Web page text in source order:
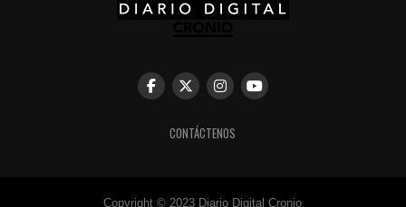
CONTÁCTENOS
Copyright © 2023 Diario Digital Cronio